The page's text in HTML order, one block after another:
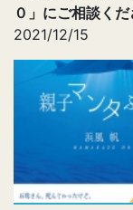
０」にご相談く
2021/12/15